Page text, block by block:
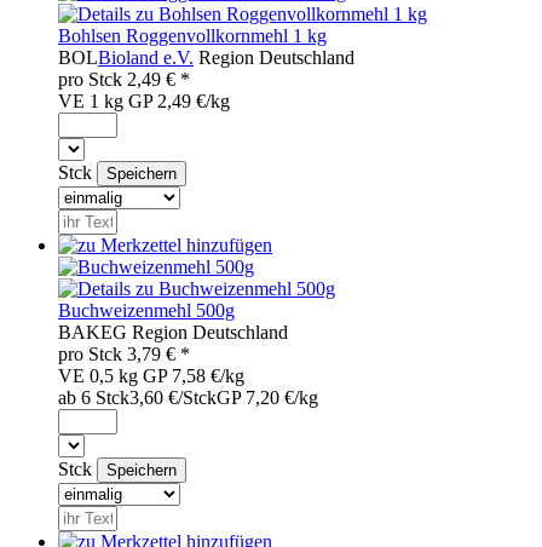
Bohlsen Roggenvollkornmehl 1 kg
BOLBioland e.V. Region Deutschland
pro Stck 2,49 € *
VE 1 kg GP 2,49 €/kg
Stck
Buchweizenmehl 500g
BAKEG Region Deutschland
pro Stck 3,79 € *
VE 0,5 kg GP 7,58 €/kg
ab 6 Stck3,60 €/StckGP 7,20 €/kg
Stck